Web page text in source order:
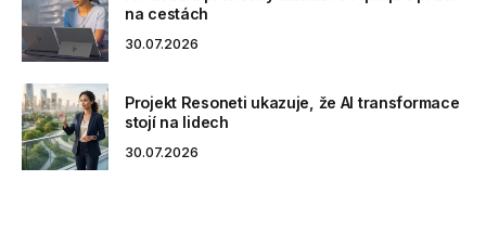
na cestách
30.07.2026
Projekt Resoneti ukazuje, že AI transformace
stojí na lidech
30.07.2026